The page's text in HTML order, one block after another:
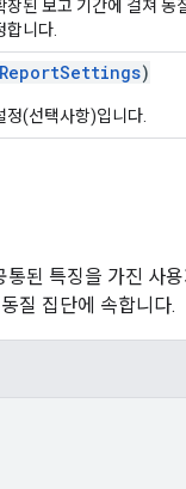
장된 보고 기간에 걸쳐
합니다.
)
정(선택사항)입니다.
된 특징을 가진 사
질 집단에 속합니다.